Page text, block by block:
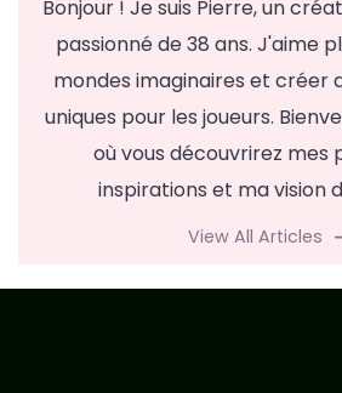
Bonjour ! Je suis Pierre, un
passionné de 38 ans. J'aime
mondes imaginaires et créer
uniques pour les joueurs.
où vous découvrirez mes
inspirations et ma vision
View All Articles